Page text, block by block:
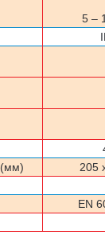
5 –
(мм)
205
EN